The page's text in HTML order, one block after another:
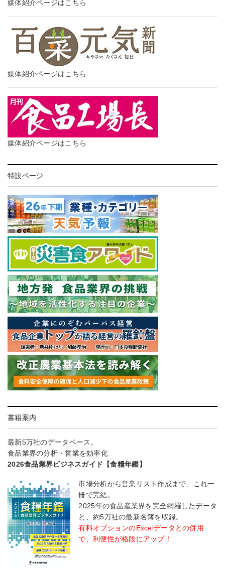
媒体紹介ページはこちら
媒体紹介ページはこちら
媒体紹介ページはこちら
特設ページ
書籍案内
最新5万社のデータベース。
食品業界の分析・営業を効率化
2026食品業界ビジネスガイド【食糧年鑑】
市場分析から営業リスト作成まで、これ一
冊で完結。
2025年の食品産業界を完全網羅したデータ
と、約5万社の最新名簿を収録。
有料オプションのExcelデータとの併用
で、利便性が格段にアップ！